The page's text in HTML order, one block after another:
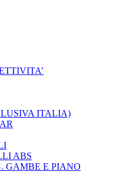
ITALIA)
ABS
GAMBE E PIANO